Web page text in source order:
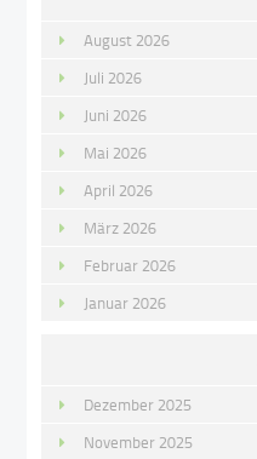
August 2026
Juli 2026
Juni 2026
Mai 2026
April 2026
März 2026
Februar 2026
Januar 2026
Dezember 2025
November 2025